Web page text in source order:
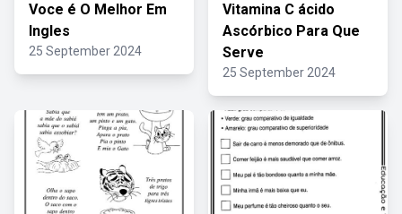
Voce é O Melhor Em
Ingles
25 September 2024
Vitamina C ácido
Ascórbico Para Que
Serve
25 September 2024